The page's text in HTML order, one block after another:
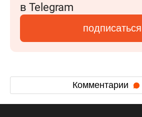
в Telegram
подписаться
Комментарии